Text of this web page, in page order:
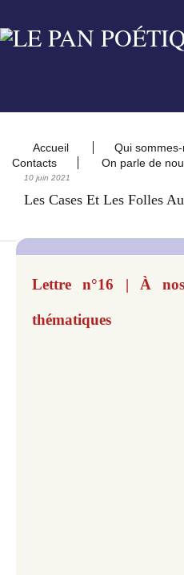
Accueil Qui
Contacts
On parle de
10 juin 2021
Les Cases Et Les Folles
Lettre n°16 | À nos
thématiques